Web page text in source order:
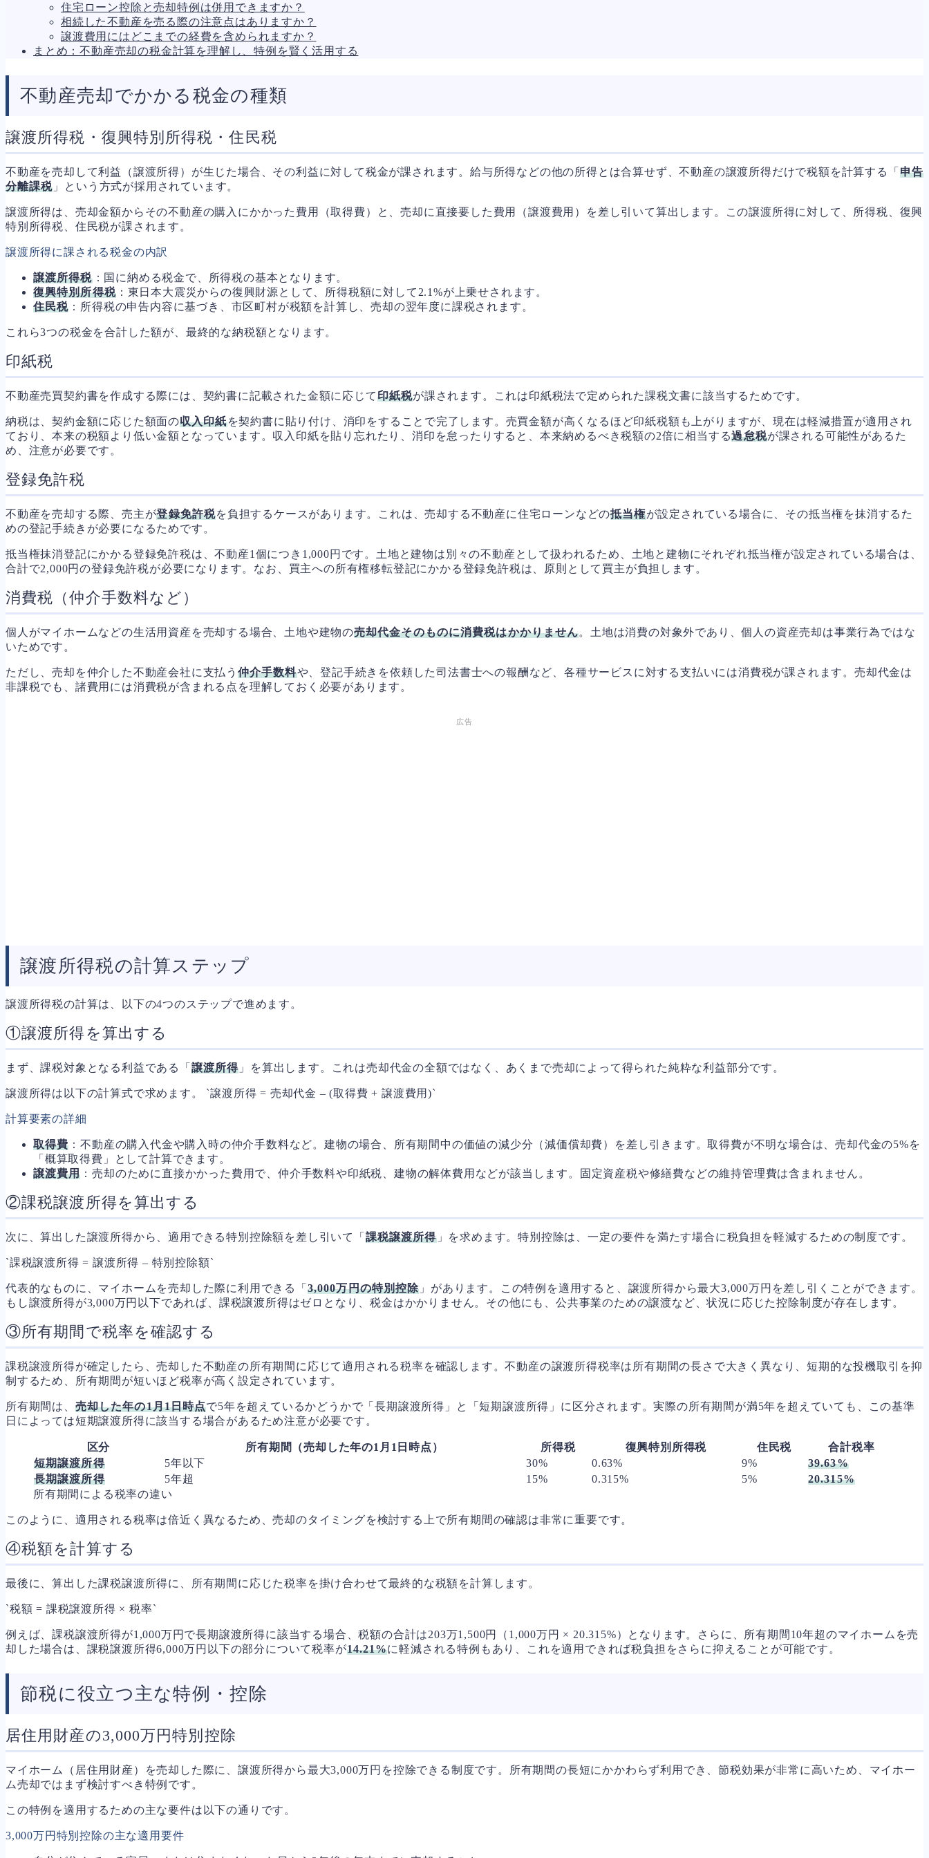
人事労務557
人件費20
労働問題266
労災・ハラスメント144
品質・リコール49
手続664
私的整理142
法的整理449
債権者対応19
住宅ローン控除と売却特例は併用できますか？
相続した不動産を売る際の注意点はありますか？
譲渡費用にはどこまでの経費を含められますか？
まとめ：不動産売却の税金計算を理解し、特例を賢く活用する
不動産売却でかかる税金の種類
譲渡所得税・復興特別所得税・住民税
不動産を売却して利益（譲渡所得）が生じた場合、その利益に対して税金が課されます。給与所得などの他の所得とは合算せず、不動産の譲渡所得だけで税額を計算する「 申告
分離課税 」という方式が採用されています。
譲渡所得は、売却金額からその不動産の購入にかかった費用（取得費）と、売却に直接要した費用（譲渡費用）を差し引いて算出します。この譲渡所得に対して、所得税、復興
特別所得税、住民税が課されます。
譲渡所得に課される税金の内訳
譲渡所得税：国に納める税金で、所得税の基本となります。
復興特別所得税：東日本大震災からの復興財源として、所得税額に対して2.1%が上乗せされます。
住民税 ：所得税の申告内容に基づき、市区町村が税額を計算し、売却の翌年度に課税されます。
これら3つの税金を合計した額が、最終的な納税額となります。
印紙税
不動産売買契約書を作成する際には、契約書に記載された金額に応じて印紙税が課されます。これは印紙税法で定められた課税文書に該当するためです。
納税は、契約金額に応じた額面の収入印紙を契約書に貼り付け、消印をすることで完了します。売買金額が高くなるほど印紙税額も上がりますが、現在は軽減措置が適用され
ており、本来の税額より低い金額となっています。収入印紙を貼り忘れたり、消印を怠ったりすると、本来納めるべき税額の2倍に相当する過怠税が課される可能性があるた
め、注意が必要です。
登録免許税
不動産を売却する際、売主が登録免許税を負担するケースがあります。これは、売却する不動産に住宅ローンなどの抵当権が設定されている場合に、その抵当権を抹消するた
めの登記手続きが必要になるためです。
抵当権抹消登記にかかる登録免許税は、不動産1個につき1,000円です。土地と建物は別々の不動産として扱われるため、土地と建物にそれぞれ抵当権が設定されている場合は、
合計で2,000円の登録免許税が必要になります。なお、買主への所有権移転登記にかかる登録免許税は、原則として買主が負担します。
消費税（仲介手数料など）
個人がマイホームなどの生活用資産を売却する場合、土地や建物の売却代金そのものに消費税はかかりません。土地は消費の対象外であり、個人の資産売却は事業行為ではな
いためです。
ただし、売却を仲介した不動産会社に支払う 仲介手数料や、登記手続きを依頼した司法書士への報酬など、各種サービスに対する支払いには消費税が課されます。売却代金は
非課税でも、諸費用には消費税が含まれる点を理解しておく必要があります。
広告
譲渡所得税の計算ステップ
譲渡所得税の計算は、以下の4つのステップで進めます。
①譲渡所得を算出する
まず、課税対象となる利益である「 譲渡所得 」を算出します。これは売却代金の全額ではなく、あくまで売却によって得られた純粋な利益部分です。
譲渡所得は以下の計算式で求めます。 `譲渡所得 = 売却代金 – (取得費 + 譲渡費用)`
計算要素の詳細
取得費 ：不動産の購入代金や購入時の仲介手数料など。建物の場合、所有期間中の価値の減少分（減価償却費）を差し引きます。取得費が不明な場合は、売却代金の5%を
「概算取得費」として計算できます。
譲渡費用 ：売却のために直接かかった費用で、仲介手数料や印紙税、建物の解体費用などが該当します。固定資産税や修繕費などの維持管理費は含まれません。
②課税譲渡所得を算出する
次に、算出した譲渡所得から、適用できる特別控除額を差し引いて「 課税譲渡所得」を求めます。特別控除は、一定の要件を満たす場合に税負担を軽減するための制度です。
`課税譲渡所得 = 譲渡所得 – 特別控除額`
代表的なものに、マイホームを売却した際に利用できる「 3,000万円の特別控除 」があります。この特例を適用すると、譲渡所得から最大3,000万円を差し引くことができます。
もし譲渡所得が3,000万円以下であれば、課税譲渡所得はゼロとなり、税金はかかりません。その他にも、公共事業のための譲渡など、状況に応じた控除制度が存在します。
③所有期間で税率を確認する
課税譲渡所得が確定したら、売却した不動産の所有期間に応じて適用される税率を確認します。不動産の譲渡所得税率は所有期間の長さで大きく異なり、短期的な投機取引を抑
制するため、所有期間が短いほど税率が高く設定されています。
所有期間は、 売却した年の1月1日時点で5年を超えているかどうかで「長期譲渡所得」と「短期譲渡所得」に区分されます。実際の所有期間が満5年を超えていても、この基準
日によっては短期譲渡所得に該当する場合があるため注意が必要です。
区分 所有期間（売却した年の1月1日時点） 所得税 復興特別所得税 住民税
合計税率
短期譲渡所得
5年以下 30% 0.63% 9%
39.63%
長期譲渡所得
5年超 15% 0.315% 5%
20.315%
所有期間による税率の違い
このように、適用される税率は倍近く異なるため、売却のタイミングを検討する上で所有期間の確認は非常に重要です。
④税額を計算する
最後に、算出した課税譲渡所得に、所有期間に応じた税率を掛け合わせて最終的な税額を計算します。
`税額 = 課税譲渡所得 × 税率`
例えば、課税譲渡所得が1,000万円で長期譲渡所得に該当する場合、税額の合計は203万1,500円（1,000万円 × 20.315%）となります。さらに、所有期間10年超のマイホームを売
却した場合は、課税譲渡所得6,000万円以下の部分について税率が14.21%に軽減される特例もあり、これを適用できれば税負担をさらに抑えることが可能です。
節税に役立つ主な特例・控除
居住用財産の3,000万円特別控除
マイホーム（居住用財産）を売却した際に、譲渡所得から最大3,000万円を控除できる制度です。所有期間の長短にかかわらず利用でき、節税効果が非常に高いため、マイホー
ム売却ではまず検討すべき特例です。
この特例を適用するための主な要件は以下の通りです。
3,000万円特別控除の主な適用要件